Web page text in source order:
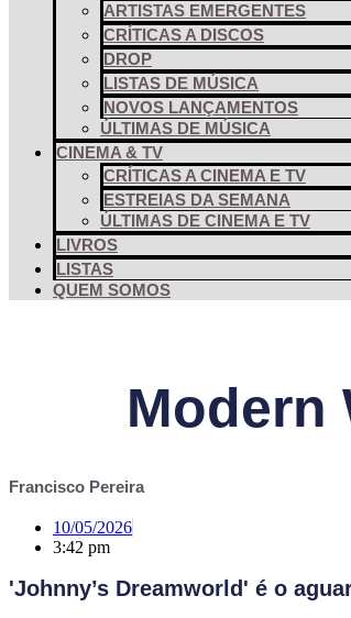
ARTISTAS EMERGENTES
CRÍTICAS A DISCOS
DROP
LISTAS DE MÚSICA
NOVOS LANÇAMENTOS
ÚLTIMAS DE MÚSICA
CINEMA & TV
CRÍTICAS A CINEMA E TV
ESTREIAS DA SEMANA
ÚLTIMAS DE CINEMA E TV
LIVROS
LISTAS
QUEM SOMOS
Modern
Francisco Pereira
10/05/2026
3:42 pm
'Johnny’s Dreamworld' é o